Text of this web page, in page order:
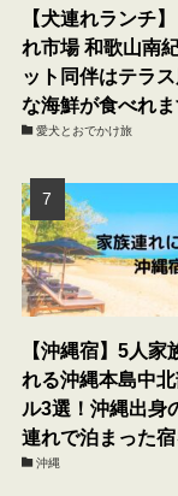
【犬連れランチ
れ市場 和歌山南
ット同伴はテラ
な海鮮が食べれ
愛犬とおでかけ旅
【沖縄宿】5人家
れる沖縄本島中
ル3選！沖縄出身
連れで泊まった宿
沖縄